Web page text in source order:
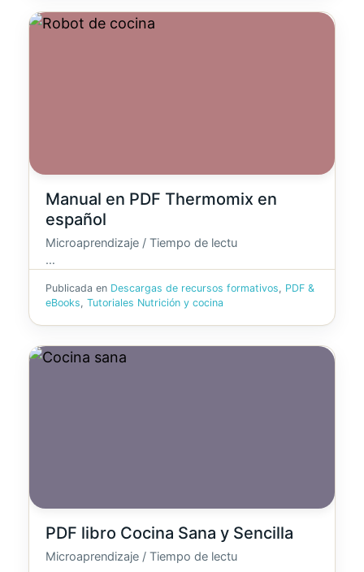
Manual en PDF Thermomix en
español
Microaprendizaje / Tiempo de lectu
…
Publicada en Descargas de recursos formativos, PDF &
eBooks, Tutoriales Nutrición y cocina
PDF libro Cocina Sana y Sencilla
Microaprendizaje / Tiempo de lectu